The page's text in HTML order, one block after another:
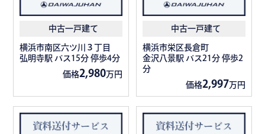
中古一戸建て
横浜市南区六ツ川３丁目
弘明寺駅 バス15分 停歩4分
価格2,980万円
中古一戸建て
横浜市栄区長倉町
金沢八景駅 バス21分 停歩2
分
価格2,997万円